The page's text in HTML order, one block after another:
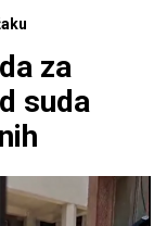
za
suda